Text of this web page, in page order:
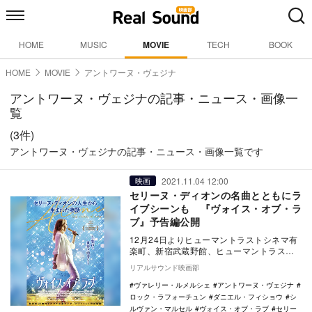
HOME MUSIC MOVIE TECH BOOK
HOME MOVIE アントワーヌ・ヴェジナ
アントワーヌ・ヴェジナの記事・ニュース・画像一
覧
(3件)
アントワーヌ・ヴェジナの記事・ニュース・画像一覧です
映画 2021.11.04 12:00
セリーヌ・ディオンの名曲とともにラ
イブシーンも 『ヴォイス・オブ・ラ
ブ』予告編公開
12月24日よりヒューマントラストシネマ有
楽町、新宿武蔵野館、ヒューマントラスト
シネマ渋谷にて先行公開、12月31日に全国
公開さ…
リアルサウンド映画部
ヴァレリー・ルメルシェ
アントワーヌ・ヴェジナ
ロック・ラフォーチュン
ダニエル・フィショウ
シ
ルヴァン・マルセル
ヴォイス・オブ・ラブ
セリー